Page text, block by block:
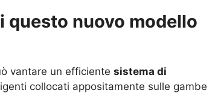
questo nuovo modello
vantare un efficiente sistema di
collocati appositamente sulle gambe